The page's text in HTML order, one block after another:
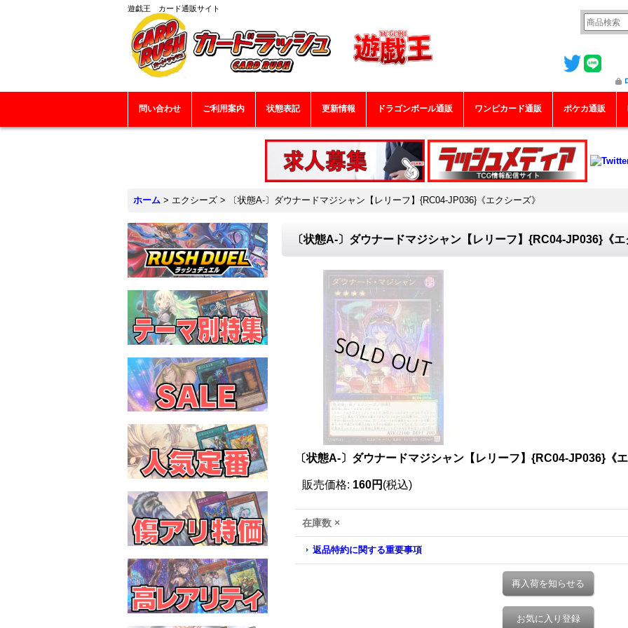
遊戯王 カード通販サイト
問い合わせ ご利用案内 状態表記 更新情報 ドラゴンボール通販 ワンピカード通販 ポケカ通販
ホーム > エクシーズ > 〔状態A-〕ダウナードマジシャン【レリーフ】{RC04-JP036}《エクシーズ》
〔状態A-〕ダウナードマジシャン【レリーフ】{RC04-JP036}《エ
〔状態A-〕ダウナードマジシャン【レリーフ】{RC04-JP036}《エ
販売価格: 160円 (税込)
在庫数 ×
返品特約に関する重要事項
再入荷を知らせる
お気に入り登録